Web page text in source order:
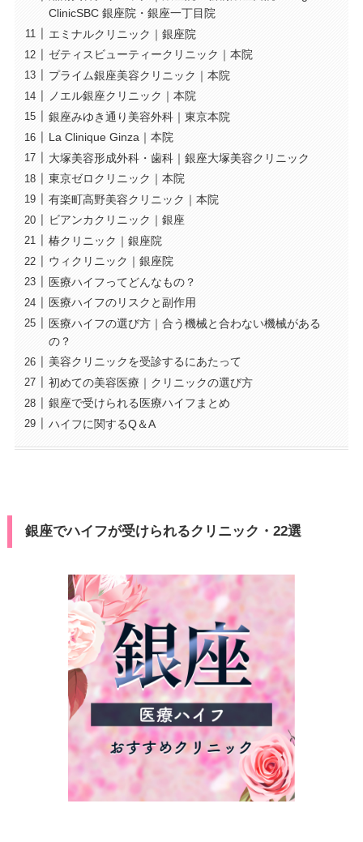
ClinicSBC 銀座院・銀座一丁目院
エミナルクリニック｜銀座院
ゼティスビューティークリニック｜本院
プライム銀座美容クリニック｜本院
ノエル銀座クリニック｜本院
銀座みゆき通り美容外科｜東京本院
La Clinique Ginza｜本院
大塚美容形成外科・歯科｜銀座大塚美容クリニック
東京ゼロクリニック｜本院
有楽町高野美容クリニック｜本院
ビアンカクリニック｜銀座
椿クリニック｜銀座院
ウィクリニック｜銀座院
医療ハイフってどんなもの？
医療ハイフのリスクと副作用
医療ハイフの選び方｜合う機械と合わない機械がある
の？
美容クリニックを受診するにあたって
初めての美容医療｜クリニックの選び方
銀座で受けられる医療ハイフまとめ
ハイフに関するQ＆A
銀座でハイフが受けられるクリニック・22選